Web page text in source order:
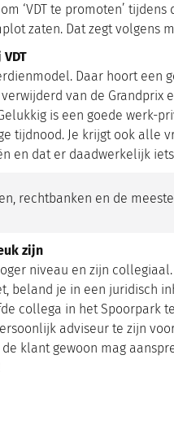
‘VDT te promoten’
zaten. Dat zegt volgens
Daar hoort
van de
is een goede werk-
tijdnood. Je krijgt ook alle
en dat er daadwerkelijk
rechtbanken en de
zijn
niveau en zijn
beland je in een juridisch
collega in het Spoorpark
adviseur te zijn
gewoon mag